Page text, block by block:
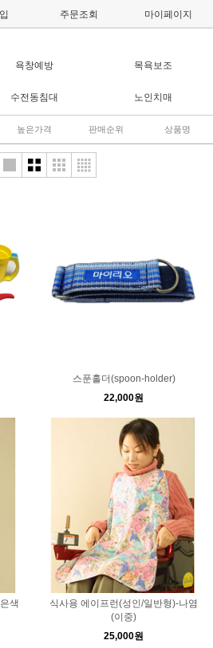
주문조회 마이페이지
욕창예방 목욕보조
수전동침대 노인치매
높은가격 판매순위 상품명
스푼홀더(spoon-holder)
22,000원
색
식사용 에이프런(성인/일반형)-나염
(이중)
25,000원